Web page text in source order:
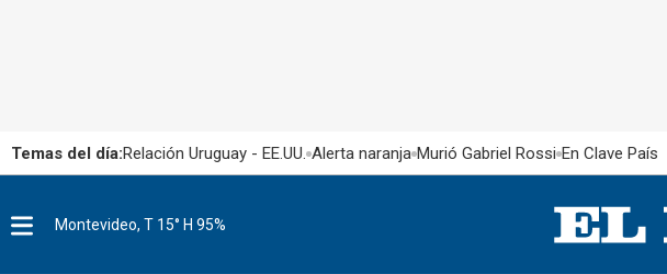
Temas del día:Relación Uruguay - EE.UU. Alerta naranja Murió Gabriel Rossi En Clave País
Montevideo, T 15° H 95%